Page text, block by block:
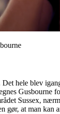
hele blev
Gusbourne
Sussex,
gør, at man kan